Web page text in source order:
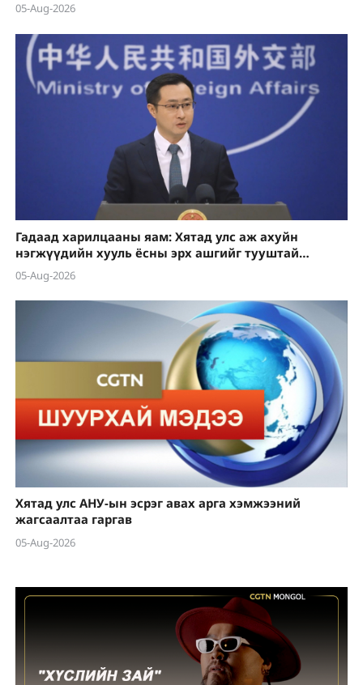
05-Aug-2026
Гадаад харилцааны яам: Хятад улс аж ахуйн
нэгжүүдийн хууль ёсны эрх ашгийг тууштай
хамгаална
05-Aug-2026
Хятад улс АНУ-ын эсрэг авах арга хэмжээний
жагсаалтаа гаргав
05-Aug-2026